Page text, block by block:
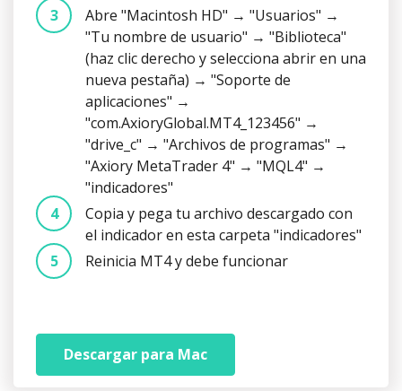
Abre "Macintosh HD" → "Usuarios" →
"Tu nombre de usuario" → "Biblioteca"
(haz clic derecho y selecciona abrir en una
nueva pestaña) → "Soporte de
aplicaciones" →
"com.AxioryGlobal.MT4_123456" →
"drive_c" → "Archivos de programas" →
"Axiory MetaTrader 4" → "MQL4" →
"indicadores"
Copia y pega tu archivo descargado con
el indicador en esta carpeta "indicadores"
Reinicia MT4 y debe funcionar
Descargar para Mac